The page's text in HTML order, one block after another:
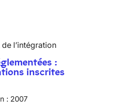
de l’intégration
:
inscrites
: 2007